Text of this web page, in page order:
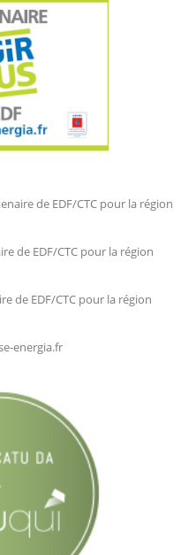
de EDF/CTC pour la région
de EDF/CTC pour la région
de EDF/CTC pour la région
energia.fr